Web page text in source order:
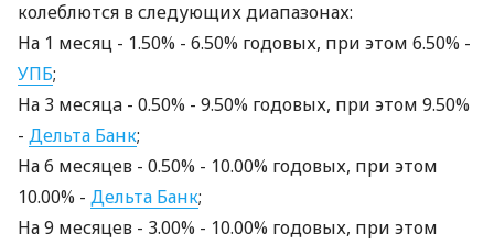
колеблются в следующих диапазонах:
На 1 месяц - 1.50% - 6.50% годовых, при этом 6.50% -
УПБ;
На 3 месяцa - 0.50% - 9.50% годовых, при этом 9.50%
- Дельта Банк;
На 6 месяцев - 0.50% - 10.00% годовых, при этом
10.00% - Дельта Банк;
На 9 месяцев - 3.00% - 10.00% годовых, при этом